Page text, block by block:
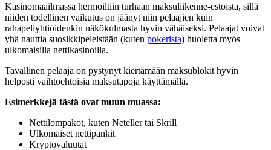
Kasinomaailmassa hermoiltiin turhaan maksuliikenne-estoista, sillä
niiden todellinen vaikutus on jäänyt niin pelaajien kuin
rahapeliyhtiöidenkin näkökulmasta hyvin vähäiseksi. Pelaajat voivat
yhä nauttia suosikkipeleistään (kuten pokerista) huoletta myös
ulkomaisilla nettikasinoilla.
Tavallinen pelaaja on pystynyt kiertämään maksublokit hyvin
helposti vaihtoehtoisia maksutapoja käyttämällä.
Esimerkkejä tästä ovat muun muassa:
Nettilompakot, kuten Neteller tai Skrill
Ulkomaiset nettipankit
Kryptovaluutat